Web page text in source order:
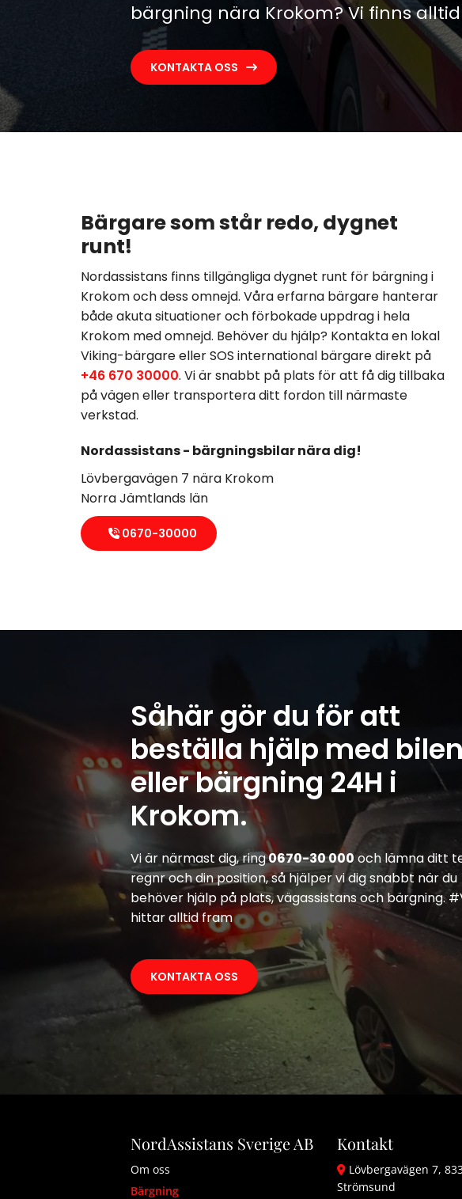
bärgning nära Krokom? Vi finns
KONTAKTA OSS
Bärgare som står redo, dygnet
runt!
Nordassistans finns tillgängliga dygnet runt för bärgning i
Krokom och dess omnejd. Våra erfarna bärgare hanterar
både akuta situationer och förbokade uppdrag i hela
Krokom med omnejd. Behöver du hjälp? Kontakta en lokal
Viking-bärgare eller SOS international bärgare direkt på
+46 670 30000. Vi är snabbt på plats för att få dig tillbaka
på vägen eller transportera ditt fordon till närmaste
verkstad.
Nordassistans - bärgningsbilar nära dig!
Lövbergavägen 7 nära Krokom
Norra Jämtlands län
0670-30000
Såhär gör du för att
beställa hjälp med bilen
eller bärgning 24H i
Krokom.
Vi är närmast dig, ring0670-30 000och lämna ditt
regnr och din position, så hjälper vi dig snabbt när du
behöver hjälp på plats, vägassistans och bärgning.
hittar alltid fram
KONTAKTA OSS
NordAssistans Sverige AB
Om oss
Bärgning
Kontakt
 Lövbergavägen 7,
Strömsund